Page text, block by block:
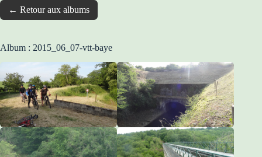
← Retour aux albums
Album : 2015_06_07-vtt-baye